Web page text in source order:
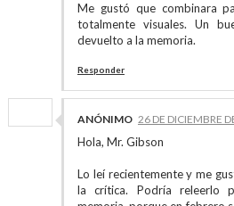
Me gustó que combinara
totalmente visuales. Un
devuelto a la memoria.
Responder
ANÓNIMO 26 DE DICIEMBRE
Hola, Mr. Gibson
Lo leí recientemente y me
la crítica. Podría releerlo